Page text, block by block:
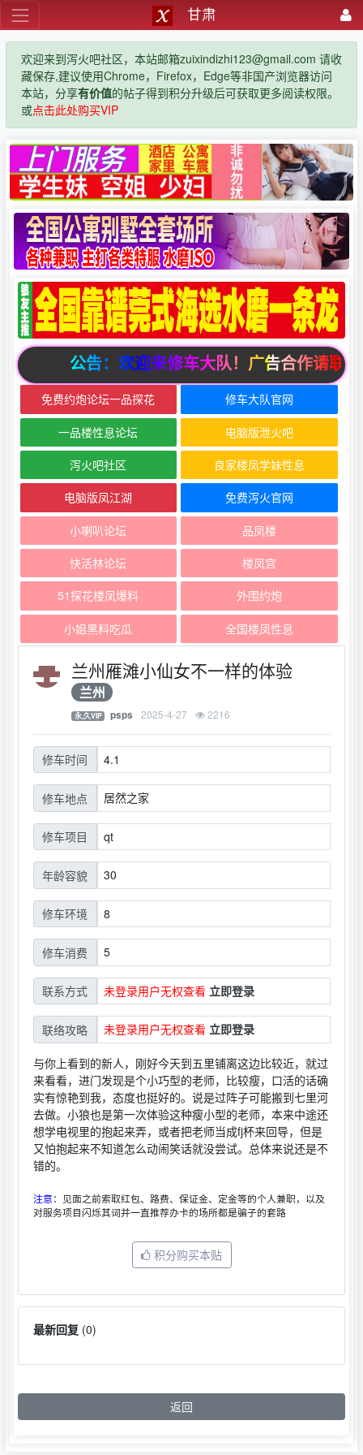
甘肃
欢迎来到泻火吧社区，本站邮箱zuixindizhi123@gmail.com 请收
藏保存,建议使用Chrome，Firefox，Edge等非国产浏览器访问
本站，分享有价值的帖子得到积分升级后可获取更多阅读权限。
或点击此处购买VIP
公告：欢迎来修车大队！广告合作请联
免费约炮论坛一品探花 修车大队官网
一品楼性息论坛 电脑版泄火吧
泻火吧社区 良家楼凤学妹性息
电脑版凤江湖 免费泻火官网
小喇叭论坛 品凤楼
快活林论坛 楼凤宫
51探花楼凤爆料 外围约炮
小姐黑料吃瓜 全国楼凤性息
兰州雁滩小仙女不一样的体验
兰州
永,久VIP psps 2025-4-27 2216
修车时间 4.1
修车地点 居然之家
修车项目 qt
年龄容貌 30
修车环境 8
修车消费 5
联系方式 未登录用户无权查看 立即登录
联络攻略 未登录用户无权查看 立即登录
与你上看到的新人，刚好今天到五里铺离这边比较近，就过
来看看，进门发现是个小巧型的老师，比较瘦，口活的话确
实有惊艳到我，态度也挺好的。说是过阵子可能搬到七里河
去做。小狼也是第一次体验这种瘦小型的老师，本来中途还
想学电视里的抱起来弄，或者把老师当成fj杯来回导，但是
又怕抱起来不知道怎么动闹笑话就没尝试。总体来说还是不
错的。
注意： 见面之前索取红包、路费、保证金、定金等的个人兼职，以及
对服务项目闪烁其词并一直推荐办卡的场所都是骗子的套路
积分购买本贴
最新回复(0)
返回